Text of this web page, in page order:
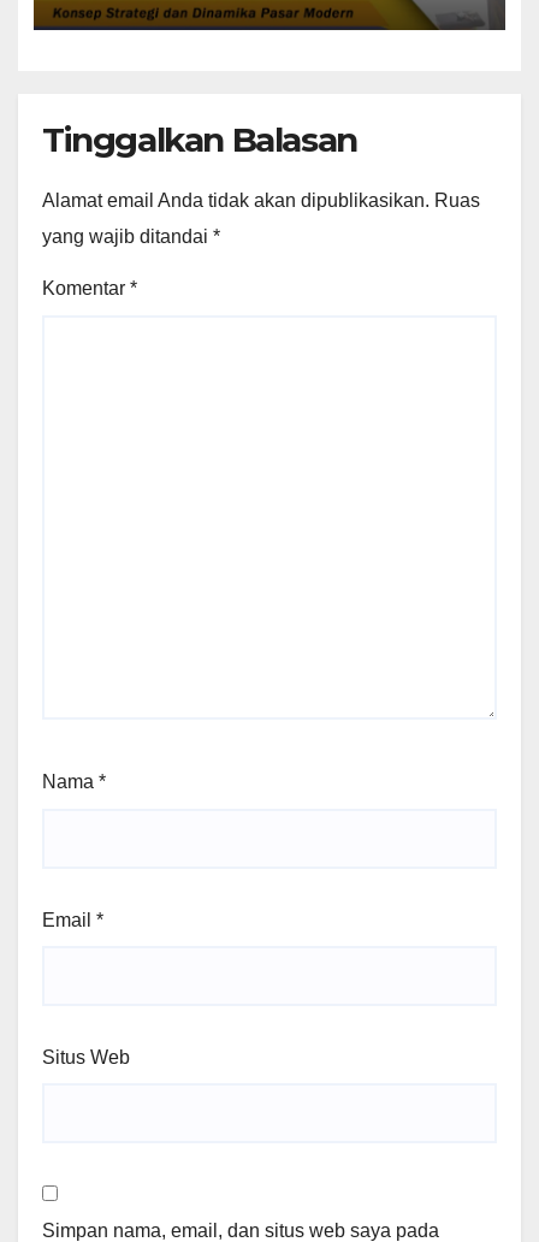
Tinggalkan Balasan
Alamat email Anda tidak akan dipublikasikan. Ruas
yang wajib ditandai *
Komentar *
Nama *
Email *
Situs Web
Simpan nama, email, dan situs web saya pada